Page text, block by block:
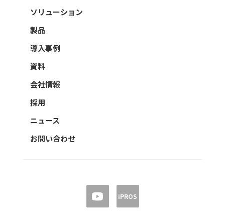
ソリューション
製品
導入事例
資料
会社情報
採用
ニュース
お問い合わせ
iPROS